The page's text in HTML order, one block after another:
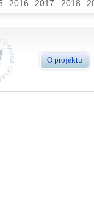
O projektu